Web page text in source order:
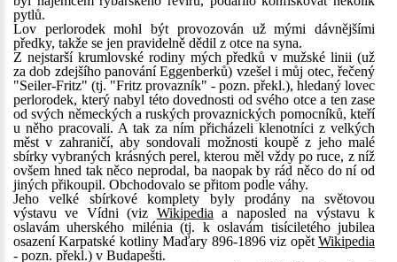
pytlů.
Lov perlorodek mohl být provozován už mými dávnějšími
předky, takže se jen pravidelně dědil z otce na syna.
Z nejstarší krumlovské rodiny mých předků v mužské linii (už
za dob zdejšího panování Eggenberků) vzešel i můj otec, řečený
"Seiler-Fritz" (tj. "Fritz provazník" - pozn. překl.), hledaný lovec
perlorodek, který nabyl této dovednosti od svého otce a ten zase
od svých německých a ruských provaznických pomocníků, kteří
u něho pracovali. A tak za ním přicházeli klenotníci z velkých
měst v zahraničí, aby sondovali možnosti koupě z jeho malé
sbírky vybraných krásných perel, kterou měl vždy po ruce, z níž
ovšem hned tak něco neprodal, ba naopak by rád něco do ní od
jiných přikoupil. Obchodovalo se přitom podle váhy.
Jeho velké sbírkové komplety byly prodány na světovou
výstavu ve Vídni (viz Wikipedia a naposled na výstavu k
oslavám uherského milénia (tj. k oslavám tisíciletého jubilea
osazení Karpatské kotliny Maďary 896-1896 viz opět Wikipedia
- pozn. překl.) v Budapešti.